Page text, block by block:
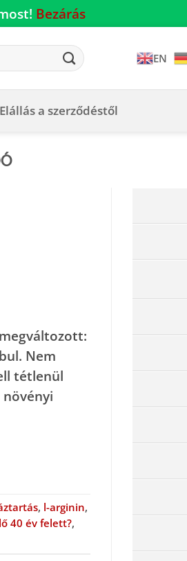
Bezárás
EN
Elállás a szerződéstől
Nem
tétlenül
, l-arginin,
40 év felett?,